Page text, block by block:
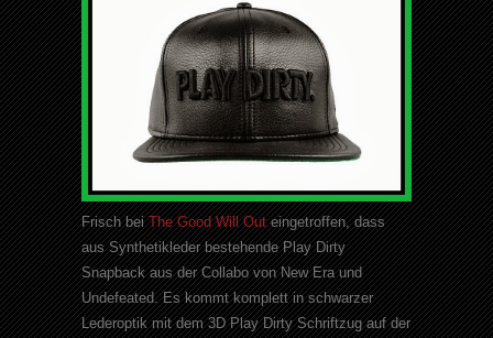
Frisch beiThe Good Will Outeingetroffen, dass
aus Synthetikleder bestehende Play Dirty
Snapback aus der Collabo von New Era und
Undefeated. Es kommt komplett in schwarzer
Lederoptik mit dem 3D Play Dirty Schriftzug auf der